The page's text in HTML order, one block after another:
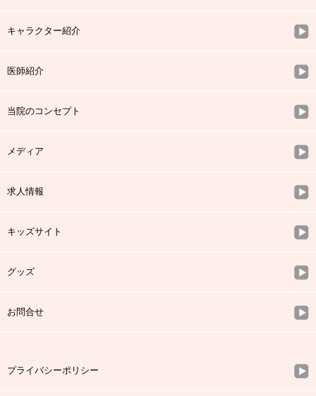
キャラクター紹介
医師紹介
当院のコンセプト
メディア
求人情報
キッズサイト
グッズ
お問合せ
プライバシーポリシー